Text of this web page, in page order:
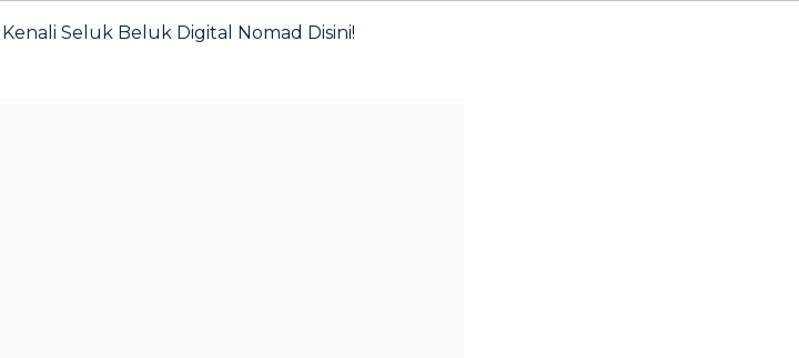
Kenali Seluk Beluk Digital Nomad Disini!